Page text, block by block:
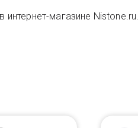
магазине Nistone.ru.